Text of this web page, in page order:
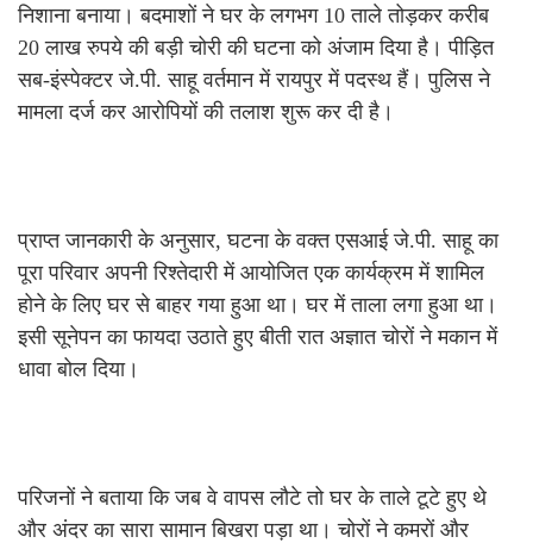
निशाना बनाया। बदमाशों ने घर के लगभग 10 ताले तोड़कर करीब
20 लाख रुपये की बड़ी चोरी की घटना को अंजाम दिया है। पीड़ित
सब-इंस्पेक्टर जे.पी. साहू वर्तमान में रायपुर में पदस्थ हैं। पुलिस ने
मामला दर्ज कर आरोपियों की तलाश शुरू कर दी है।
प्राप्त जानकारी के अनुसार, घटना के वक्त एसआई जे.पी. साहू का
पूरा परिवार अपनी रिश्तेदारी में आयोजित एक कार्यक्रम में शामिल
होने के लिए घर से बाहर गया हुआ था। घर में ताला लगा हुआ था।
इसी सूनेपन का फायदा उठाते हुए बीती रात अज्ञात चोरों ने मकान में
धावा बोल दिया।
परिजनों ने बताया कि जब वे वापस लौटे तो घर के ताले टूटे हुए थे
और अंदर का सारा सामान बिखरा पड़ा था। चोरों ने कमरों और